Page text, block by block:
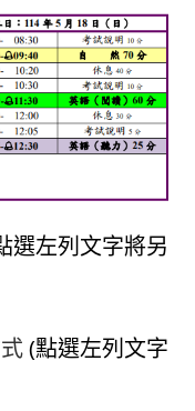
選左列文字將另
(點選左列文字